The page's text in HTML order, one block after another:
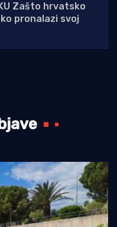
Zašto hrvatsko
pronalazi svoj